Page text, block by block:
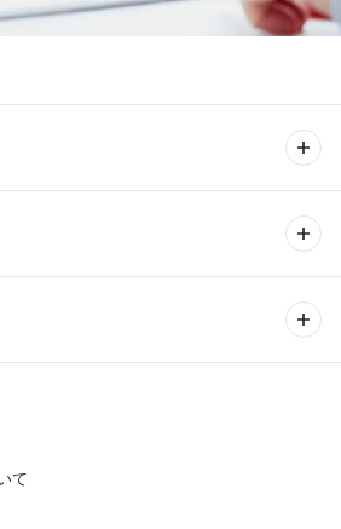
イル
流れ
関の方
て